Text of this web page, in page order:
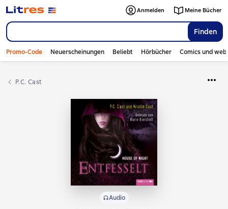
Finden
Anmelden Meine Bücher
Promo-Code Neuerscheinungen Beliebt Hörbücher Comics und
P.C. Cast
Audio